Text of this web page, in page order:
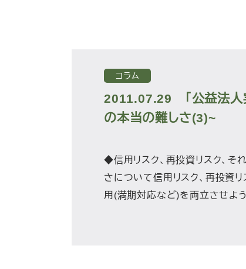
コラム
2011.07.29 「公益法人
の本当の難しさ(3)~
◆信用リスク、再投資リスク、そ
さについて信用リスク、再投資
用(満期対応など)を両立させよ